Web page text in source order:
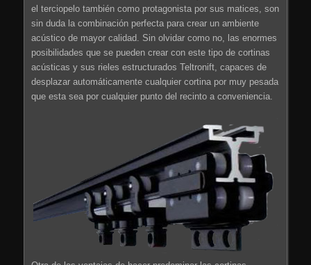
el terciopelo también como protagonista por sus matices, son
sin duda la combinación perfecta para crear un ambiente
acústico de mayor calidad. Sin olvidar como no, las enormes
posibilidades que se pueden crear con este tipo de cortinas
acústicas y sus rieles estructurados Teltronift, capaces de
desplazar automáticamente cualquier cortina por muy pesada
que esta sea por cualquier punto del recinto a conveniencia.